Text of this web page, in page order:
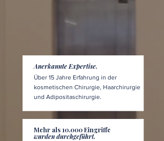
Anerkannte Expertise.
Über 15 Jahre Erfahrung in der
kosmetischen Chirurgie, Haarchirurgie
und Adipositaschirurgie.
Mehr als 10.000 Eingriffe
wurden durchgeführt.